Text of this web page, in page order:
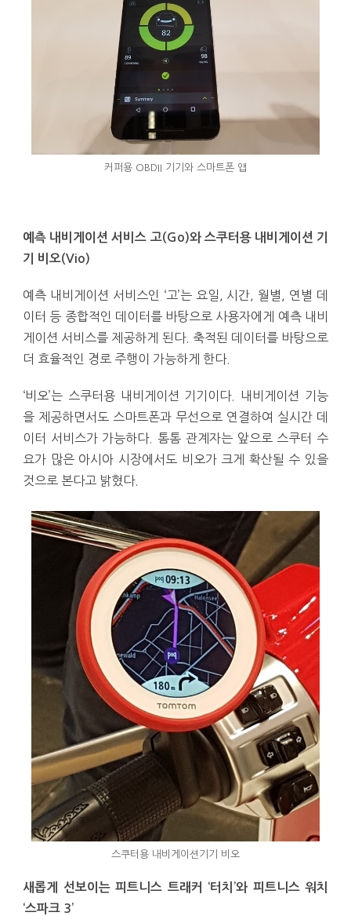
커퍼용 OBDII 기기와 스마트폰 앱
예측 내비게이션 서비스 고(Go)와 스쿠터용 내비게이션 기
기 비오(Vio)
예측 내비게이션 서비스인 ‘고’는 요일, 시간, 월별, 연별 데
이터 등 종합적인 데이터를 바탕으로 사용자에게 예측 내비
게이션 서비스를 제공하게 된다. 축적된 데이터를 바탕으로
더 효율적인 경로 주행이 가능하게 한다.
‘비오’는 스쿠터용 내비게이션 기기이다. 내비게이션 기능
을 제공하면서도 스마트폰과 무선으로 연결하여 실시간 데
이터 서비스가 가능하다. 톰톰 관계자는 앞으로 스쿠터 수
요가 많은 아시아 시장에서도 비오가 크게 확산될 수 있을
것으로 본다고 밝혔다.
스쿠터용 내비게이션기기 비오
새롭게 선보이는 피트니스 트래커 ‘터치’와 피트니스 워치
‘스파크 3’